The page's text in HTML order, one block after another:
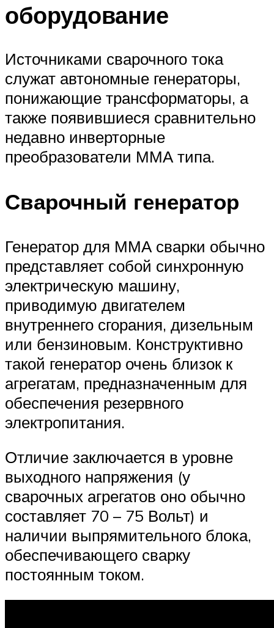
оборудование
Источниками сварочного тока
служат автономные генераторы,
понижающие трансформаторы, а
также появившиеся сравнительно
недавно инверторные
преобразователи ММА типа.
Сварочный генератор
Генератор для ММА сварки обычно
представляет собой синхронную
электрическую машину,
приводимую двигателем
внутреннего сгорания, дизельным
или бензиновым. Конструктивно
такой генератор очень близок к
агрегатам, предназначенным для
обеспечения резервного
электропитания.
Отличие заключается в уровне
выходного напряжения (у
сварочных агрегатов оно обычно
составляет 70 – 75 Вольт) и
наличии выпрямительного блока,
обеспечивающего сварку
постоянным током.